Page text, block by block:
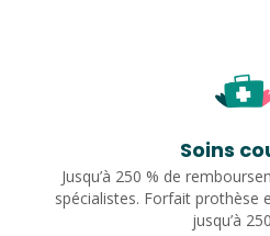
Soins
Jusqu’à 250 % de
spécialistes. Forfait prothèse
jusqu’à